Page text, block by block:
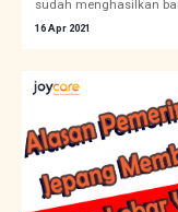
sudah menghasilkan
16 Apr 2021